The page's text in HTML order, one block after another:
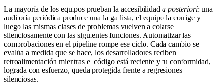
La mayoría de los equipos prueban la accesibilidad a posteriori: una
auditoría periódica produce una larga lista, el equipo la corrige y
luego las mismas clases de problemas vuelven a colarse
silenciosamente con las siguientes funciones. Automatizar las
comprobaciones en el pipeline rompe ese ciclo. Cada cambio se
evalúa a medida que se hace, los desarrolladores reciben
retroalimentación mientras el código está reciente y tu conformidad,
lograda con esfuerzo, queda protegida frente a regresiones
silenciosas.